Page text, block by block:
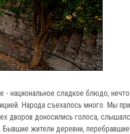
- национальное сладкое блюдо,
Народа съехалось много. Мы
дворов доносились голоса,
жители деревни,